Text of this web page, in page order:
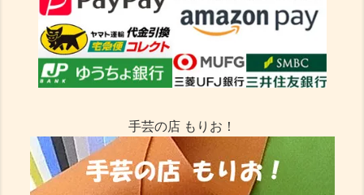
手芸の店 もりお！